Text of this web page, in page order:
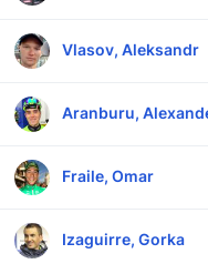
Vlasov, Aleksandr
Aranburu,
Fraile, Omar
Izaguirre, Gorka